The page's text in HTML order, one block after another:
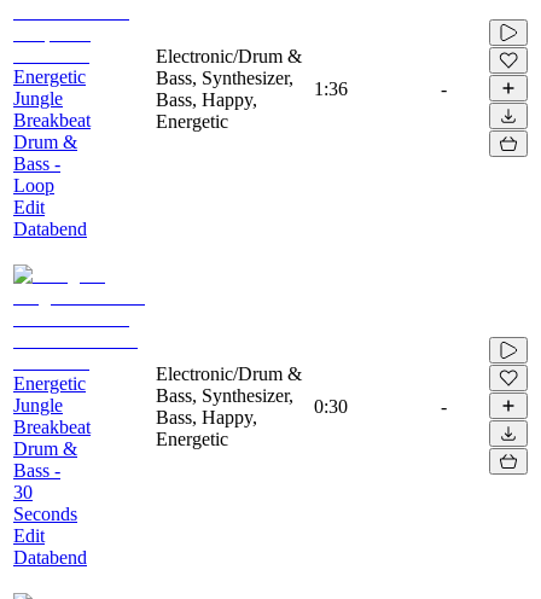
Energetic
Jungle
Breakbeat
Drum &
Bass -
Loop
Edit
Databend
Electronic/Drum &
Bass, Synthesizer,
Bass, Happy,
Energetic
1:36 -
Energetic
Jungle
Breakbeat
Drum &
Bass -
30
Seconds
Edit
Databend
Electronic/Drum &
Bass, Synthesizer,
Bass, Happy,
Energetic
0:30 -